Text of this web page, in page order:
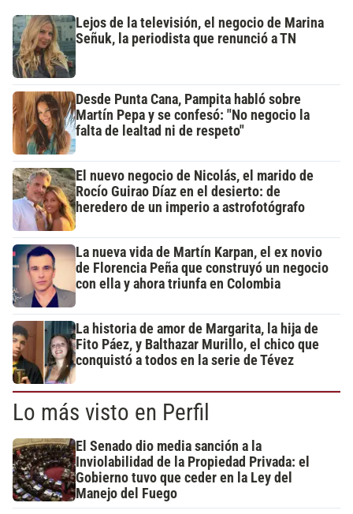
Lejos de la televisión, el negocio de Marina
Señuk, la periodista que renunció a TN
Desde Punta Cana, Pampita habló sobre
Martín Pepa y se confesó: "No negocio la
falta de lealtad ni de respeto"
El nuevo negocio de Nicolás, el marido de
Rocío Guirao Díaz en el desierto: de
heredero de un imperio a astrofotógrafo
La nueva vida de Martín Karpan, el ex novio
de Florencia Peña que construyó un negocio
con ella y ahora triunfa en Colombia
La historia de amor de Margarita, la hija de
Fito Páez, y Balthazar Murillo, el chico que
conquistó a todos en la serie de Tévez
Lo más visto en Perfil
El Senado dio media sanción a la
Inviolabilidad de la Propiedad Privada: el
Gobierno tuvo que ceder en la Ley del
Manejo del Fuego